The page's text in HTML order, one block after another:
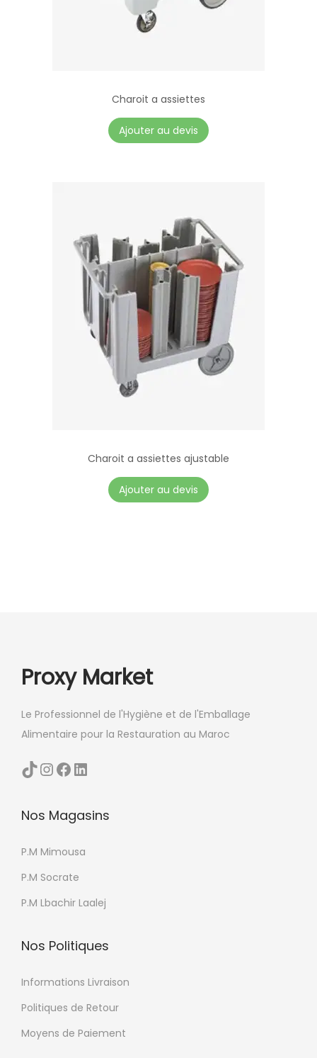
Charoit a assiettes
Ajouter au devis
Charoit a assiettes ajustable
Ajouter au devis
Proxy Market
Le Professionnel de l'Hygiène et de l'Emballage
Alimentaire pour la Restauration au Maroc
TikTok InstagramFacebook LinkedIn
Nos Magasins
P.M Mimousa
P.M Socrate
P.M Lbachir Laalej
Nos Politiques
Informations Livraison
Politiques de Retour
Moyens de Paiement